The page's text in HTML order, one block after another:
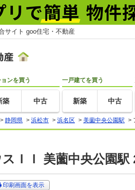
サイト goo住宅・不動産
ンを買う
築 中古
一戸建てを買う
新築 中古
> 静岡県 > 浜松市 > 浜名区 > 美薗中央公園駅 >
ＩＩ 美薗中央公園
印刷画面を表示